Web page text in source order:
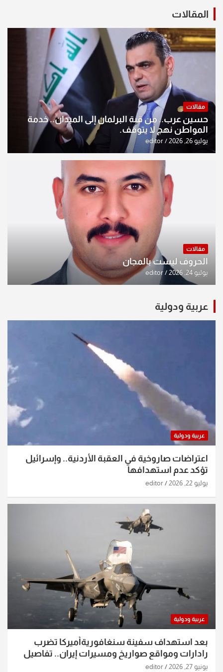
المقالات
مقالات
حسين عرب.. من قبة البرلمان إلى الميدان.. خدمة
المواطن نهج لا يتوقف.
يوليو 26, 2026 editor
مقالات
الحروف ليست بالمجان
يوليو 24, 2026 editor
عربية ودولية
عربية ودولية
اعتراضات صاروخية في العقبة الأردنية.. وإسرائيل
تؤكد عدم استهدافها
يوليو 22, 2026 editor
عربية ودولية
بعد استهداف سفينة سنغافوريةأميركا تضرب
رادارات ومواقع صواريخ ومسيرات إيران.. تفاصيل
الساعات الماضية
يونيو 27, 2026 editor